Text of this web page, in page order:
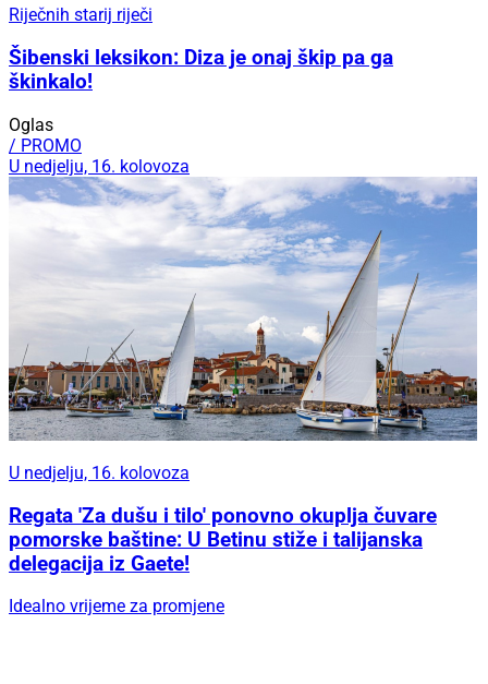
Riječnih starij riječi
Šibenski leksikon: Diza je onaj škip pa ga
škinkalo!
Oglas
/ PROMO
U nedjelju, 16. kolovoza
U nedjelju, 16. kolovoza
Regata 'Za dušu i tilo' ponovno okuplja čuvare
pomorske baštine: U Betinu stiže i talijanska
delegacija iz Gaete!
Idealno vrijeme za promjene